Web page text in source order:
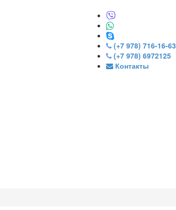
(+7 978) 716-16-63
(+7 978) 6972125
Контакты